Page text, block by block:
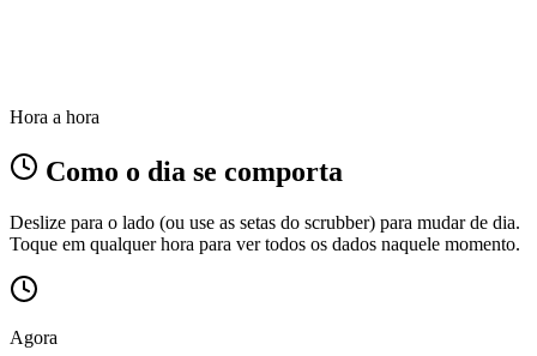
Hora a hora
Como o dia se comporta
Deslize para o lado (ou use as setas do scrubber) para mudar de dia.
Toque em qualquer hora para ver todos os dados naquele momento.
Agora